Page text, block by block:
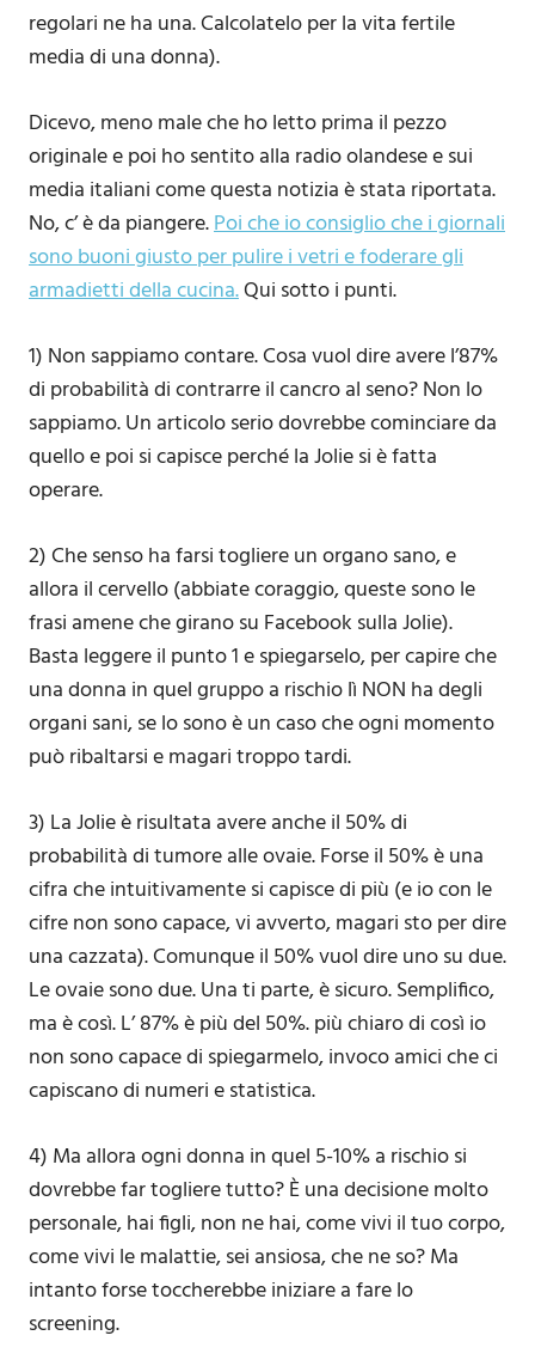
regolari ne ha una. Calcolatelo per la vita fertile
media di una donna).
Dicevo, meno male che ho letto prima il pezzo
originale e poi ho sentito alla radio olandese e sui
media italiani come questa notizia è stata riportata.
No, c’ è da piangere.Poi che io consiglio che i giornali
sono buoni giusto per pulire i vetri e foderare gli
armadietti della cucina.Qui sotto i punti.
1) Non sappiamo contare. Cosa vuol dire avere l’87%
di probabilità di contrarre il cancro al seno? Non lo
sappiamo. Un articolo serio dovrebbe cominciare da
quello e poi si capisce perché la Jolie si è fatta
operare.
2) Che senso ha farsi togliere un organo sano, e
allora il cervello (abbiate coraggio, queste sono le
frasi amene che girano su Facebook sulla Jolie).
Basta leggere il punto 1 e spiegarselo, per capire che
una donna in quel gruppo a rischio lì NON ha degli
organi sani, se lo sono è un caso che ogni momento
può ribaltarsi e magari troppo tardi.
3) La Jolie è risultata avere anche il 50% di
probabilità di tumore alle ovaie. Forse il 50% è una
cifra che intuitivamente si capisce di più (e io con le
cifre non sono capace, vi avverto, magari sto per dire
una cazzata). Comunque il 50% vuol dire uno su due.
Le ovaie sono due. Una ti parte, è sicuro. Semplifico,
ma è così. L’ 87% è più del 50%. più chiaro di così io
non sono capace di spiegarmelo, invoco amici che ci
capiscano di numeri e statistica.
4) Ma allora ogni donna in quel 5-10% a rischio si
dovrebbe far togliere tutto? È una decisione molto
personale, hai figli, non ne hai, come vivi il tuo corpo,
come vivi le malattie, sei ansiosa, che ne so? Ma
intanto forse toccherebbe iniziare a fare lo
screening.